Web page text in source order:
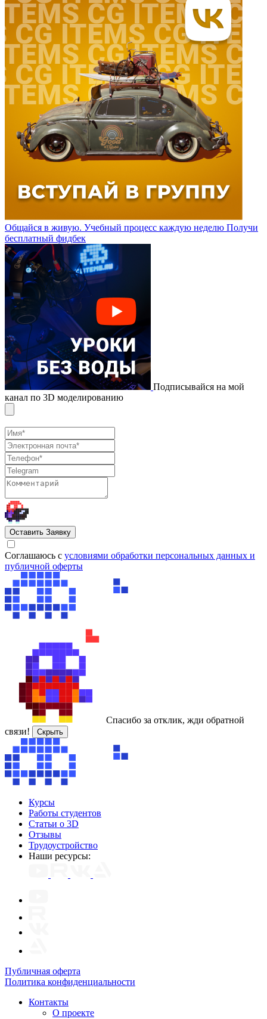
Общайся в живую. Учебный процесс каждую неделю Получи
бесплатный фидбек
Подписывайся на мой
канал по 3D моделированию
Оставить Заявку
Cоглашаюсь с условиями обработки персональных данных и
публичной оферты
Спасибо за отклик, жди обратной
связи!
Скрыть
Курсы
Работы студентов
Статьи о 3D
Отзывы
Трудоустройство
Наши ресурсы:
Публичная оферта
Политика конфиденциальности
Контакты
О проекте